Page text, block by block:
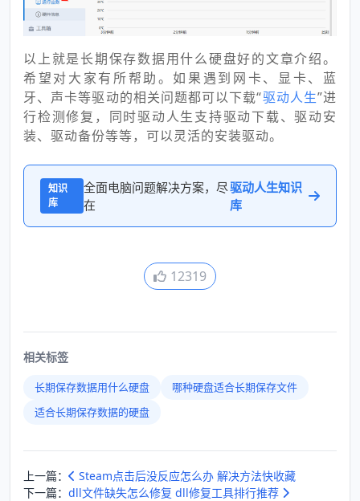
以上就是长期保存数据用什么硬盘好的文章介绍。
希望对大家有所帮助。如果遇到网卡、显卡、蓝
牙、声卡等驱动的相关问题都可以下载“驱动人生”进
行检测修复，同时驱动人生支持驱动下载、驱动安
装、驱动备份等等，可以灵活的安装驱动。
知识
库
全面电脑问题解决方案，尽
在
驱动人生知识
库
12319
相关标签
长期保存数据用什么硬盘
哪种硬盘适合长期保存文件
适合长期保存数据的硬盘
上一篇：
Steam点击后没反应怎么办 解决方法快收藏
下一篇： dll文件缺失怎么修复 dll修复工具排行推荐